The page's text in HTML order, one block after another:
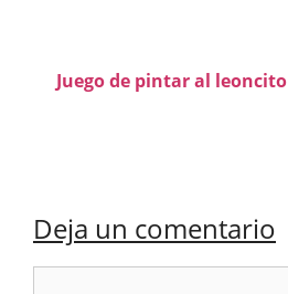
Juego de pintar al leoncito
Deja un comentario